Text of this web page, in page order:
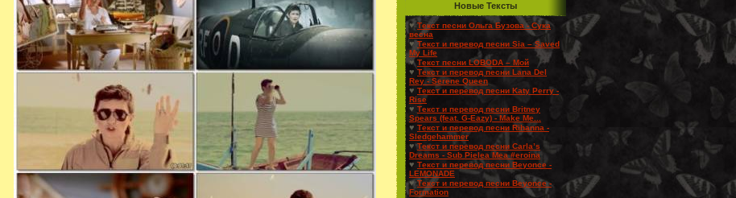
Новые Тексты
♥ Текст песни Ольга Бузова - Сука
весна
♥Текст и перевод песни Sia – Saved
My Life
♥Текст песни LOBODA – Мой
♥ Текст и перевод песни Lana Del
Rey - Serene Queen
♥ Текст и перевод песни Katy Perry -
Rise
♥ Текст и перевод песни Britney
Spears (feat. G-Eazy) - Make Me...
♥ Текст и перевод песни Rihanna -
Sledgehammer
♥Текст и перевод песни Carla’s
Dreams - Sub Pielea Mea #eroina
♥ Текст и перевод песни Beyonce -
LEMONADE
♥Текст и перевод песни Beyonce -
Formation